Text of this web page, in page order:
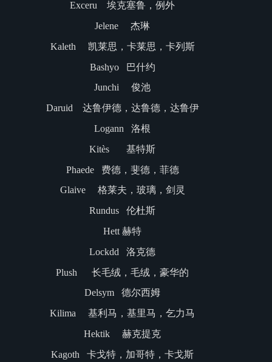
Exceru 埃克塞鲁，例外
Jelene 杰琳
Kaleth 凯莱思，卡莱思，卡列斯
Bashyo 巴什约
Junchi 俊池
Daruid 达鲁伊德，达鲁德，达鲁伊
Logann 洛根
Kitès 基特斯
Phaede 费德，斐德，菲德
Glaive 格莱夫，玻璃，剑灵
Rundus 伦杜斯
Hett 赫特
Lockdd 洛克德
Plush 长毛绒，毛绒，豪华的
Delsym 德尔西姆
Kilima 基利马，基里马，乞力马
Hektik 赫克提克
Kagoth 卡戈特，加哥特，卡戈斯